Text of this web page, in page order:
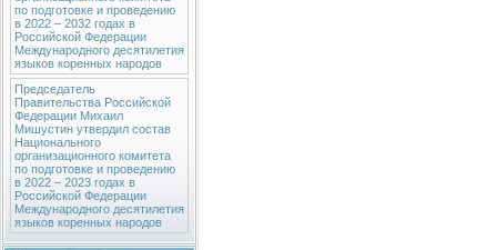
по подготовке и проведению
в 2022 – 2032 годах в
Российской Федерации
Международного десятилетия
языков коренных народов
Председатель
Правительства Российской
Федерации Михаил
Мишустин утвердил состав
Национального
организационного комитета
по подготовке и проведению
в 2022 – 2023 годах в
Российской Федерации
Международного десятилетия
языков коренных народов